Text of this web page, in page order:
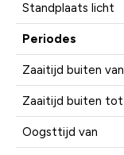
Standplaats licht
Periodes
Zaaitijd buiten van
Zaaitijd buiten tot
Oogsttijd van